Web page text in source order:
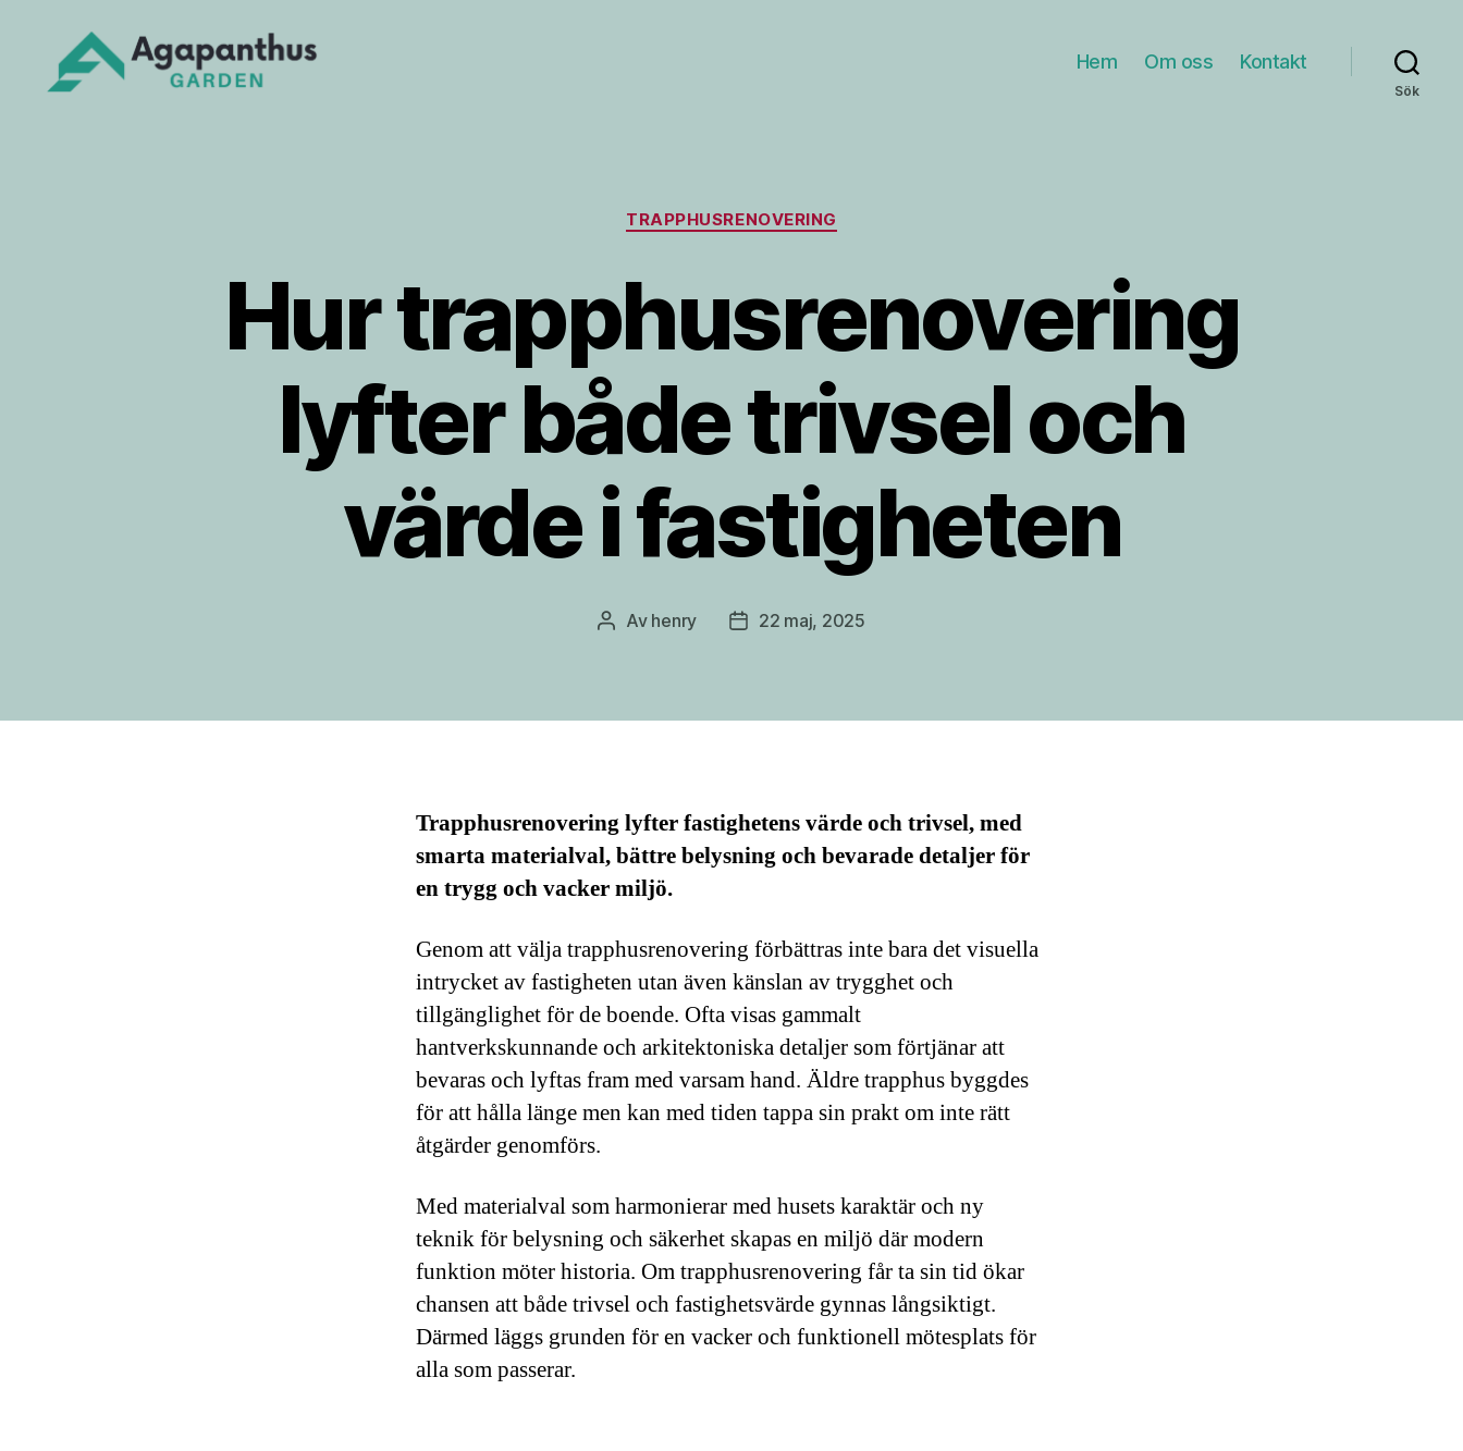
Hem Om oss Kontakt
Sök
Kategorier
TRAPPHUSRENOVERING
Hur trapphusrenovering
lyfter både trivsel och
värde i fastigheten
Inläggsförfattare
Av henry Inläggsdatum
22 maj, 2025
Trapphusrenovering lyfter fastighetens värde och trivsel, med
smarta materialval, bättre belysning och bevarade detaljer för
en trygg och vacker miljö.
Genom att välja trapphusrenovering förbättras inte bara det visuella
intrycket av fastigheten utan även känslan av trygghet och
tillgänglighet för de boende. Ofta visas gammalt
hantverkskunnande och arkitektoniska detaljer som förtjänar att
bevaras och lyftas fram med varsam hand. Äldre trapphus byggdes
för att hålla länge men kan med tiden tappa sin prakt om inte rätt
åtgärder genomförs.
Med materialval som harmonierar med husets karaktär och ny
teknik för belysning och säkerhet skapas en miljö där modern
funktion möter historia. Om trapphusrenovering får ta sin tid ökar
chansen att både trivsel och fastighetsvärde gynnas långsiktigt.
Därmed läggs grunden för en vacker och funktionell mötesplats för
alla som passerar.